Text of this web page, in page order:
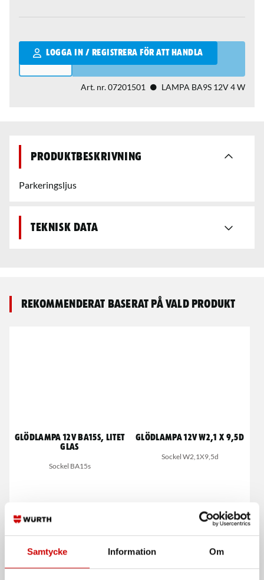
Samtycke Information Om
LOGGA IN / REGISTRERA FÖR ATT HANDLA
Qantity
Art. nr.07201501 LAMPA BA9S 12V 4 W
Produktbeskrivning
Parkeringsljus
Teknisk data
Rekommenderat baserat på vald produkt
Glödlampa 12V BA15s, litet
glas
Sockel BA15s
Glödlampa 12V W2,1 X 9,5d
Sockel W2,1X9,5d